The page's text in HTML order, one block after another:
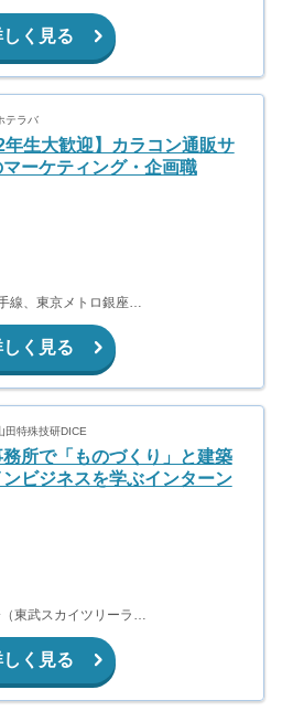
しく見る
テラバ
年生大歓迎】カラコン通販サ
マーケティング・企画職
渋谷駅より徒歩5分（JR山手線、東京メトロ銀座・半蔵門・副都心線）
しく見る
田特殊技研DICE
所で「ものづくり」と建築
ンビジネスを学ぶインターン
獨協大学前駅から徒歩13分（東武スカイツリーライン、東武伊勢崎線、東武日光線、鬼怒川線）
しく見る